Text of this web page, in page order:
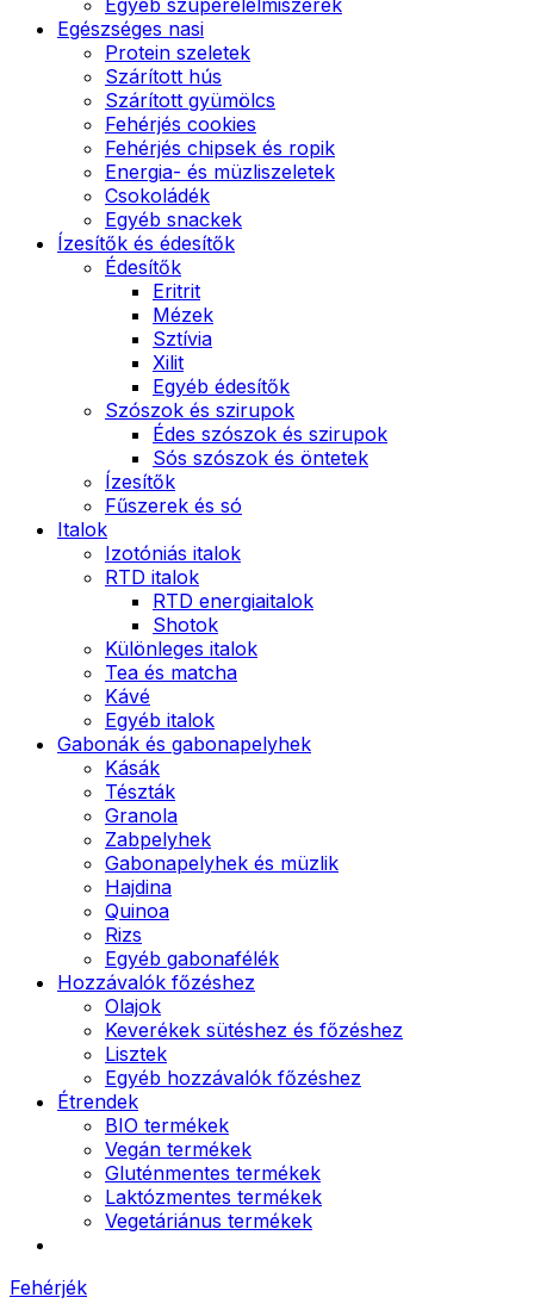
Egészséges nasi
Protein szeletek
Szárított hús
Szárított gyümölcs
Fehérjés cookies
Fehérjés chipsek és ropik
Energia- és müzliszeletek
Csokoládék
Egyéb snackek
Ízesítők és édesítők
Édesítők
Eritrit
Mézek
Sztívia
Xilit
Egyéb édesítők
Szószok és szirupok
Édes szószok és szirupok
Sós szószok és öntetek
Ízesítők
Fűszerek és só
Italok
Izotóniás italok
RTD italok
RTD energiaitalok
Shotok
Különleges italok
Tea és matcha
Kávé
Egyéb italok
Gabonák és gabonapelyhek
Kásák
Tészták
Granola
Zabpelyhek
Gabonapelyhek és müzlik
Hajdina
Quinoa
Rizs
Egyéb gabonafélék
Hozzávalók főzéshez
Olajok
Keverékek sütéshez és főzéshez
Lisztek
Egyéb hozzávalók főzéshez
Étrendek
BIO termékek
Vegán termékek
Gluténmentes termékek
Laktózmentes termékek
Vegetáriánus termékek
Fehérjék